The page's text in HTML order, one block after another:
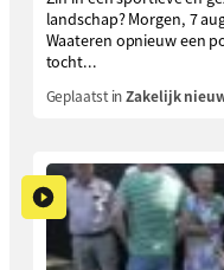
landschap? Morgen, 7
Waateren opnieuw een
tocht...
Geplaatst inZakelijk